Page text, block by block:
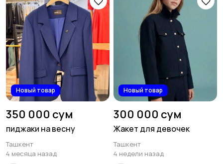
Новый товар
350 000 сум
пиджаки на весну
Ташкент
4 месяца назад
Новый товар
300 000 сум
Жакет для девочек
Ташкент
4 недели назад